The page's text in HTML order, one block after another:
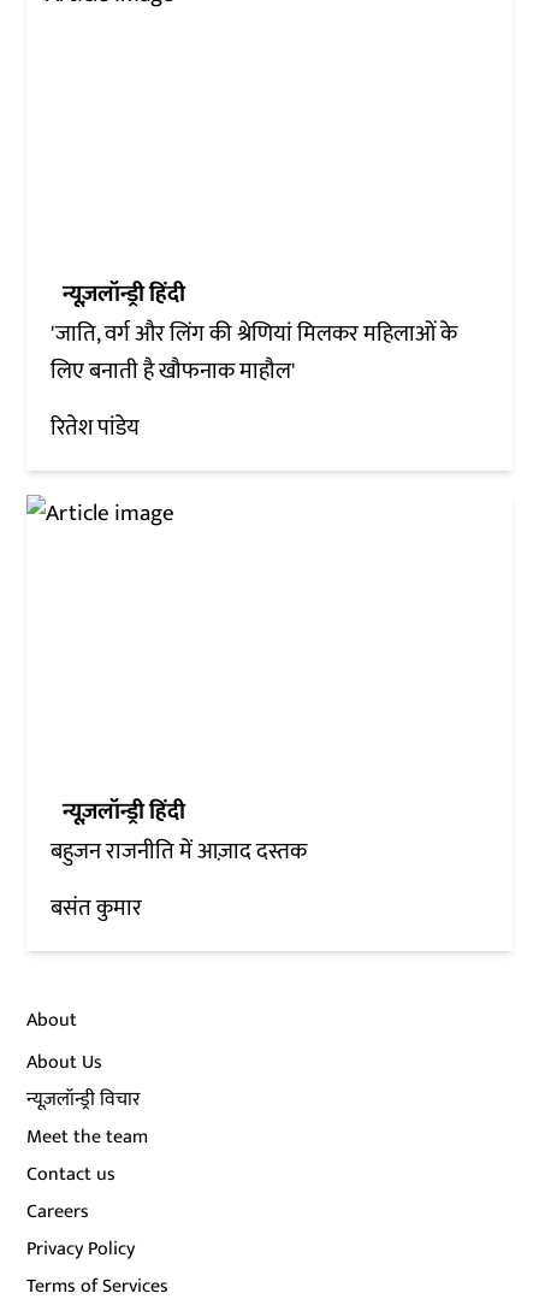
न्यूज़लॉन्ड्री हिंदी
'जाति, वर्ग और लिंग की श्रेणियां मिलकर महिलाओं के
लिए बनाती है खौफनाक माहौल'
रितेश पांडेय
न्यूज़लॉन्ड्री हिंदी
बहुजन राजनीति में आज़ाद दस्तक
बसंत कुमार
About
About Us
न्यूज़लॉन्ड्री विचार
Meet the team
Contact us
Careers
Privacy Policy
Terms of Services